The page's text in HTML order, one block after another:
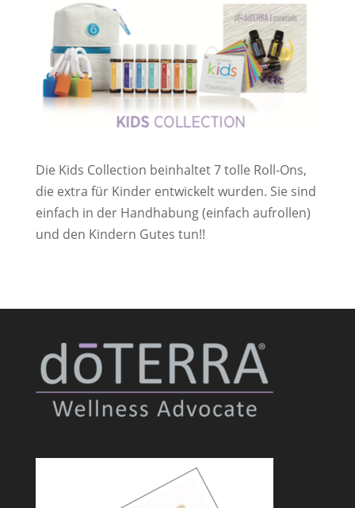
Die Kids Collection beinhaltet 7 tolle Roll-Ons,
die extra für Kinder entwickelt wurden. Sie sind
einfach in der Handhabung (einfach aufrollen)
und den Kindern Gutes tun!!